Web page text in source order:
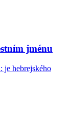
jménu
je hebrejského